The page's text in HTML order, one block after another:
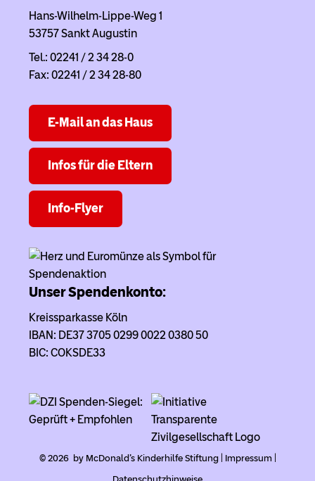
Hans-Wilhelm-Lippe-Weg 1
53757 Sankt Augustin
Tel.: 02241 / 2 34 28-0
Fax: 02241 / 2 34 28-80
E-Mail an das Haus
Infos für die Eltern
Info-Flyer
Unser Spendenkonto:
Kreissparkasse Köln
IBAN: DE37 3705 0299 0022 0380 50
BIC: COKSDE33
© 2026 by McDonald's Kinderhilfe Stiftung | Impressum